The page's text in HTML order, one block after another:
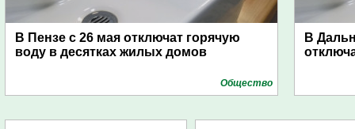
В Пензе с 26 мая отключат горячую
воду в десятках жилых домов
Общество
В